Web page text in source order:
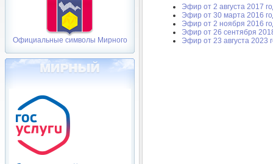
Официальные символы Мирного
Эфир от 2 августа 2017
Эфир от 30 марта 2016
Эфир от 2 ноября 2016
Эфир от 26 сентября
Эфир от 23 августа 2023